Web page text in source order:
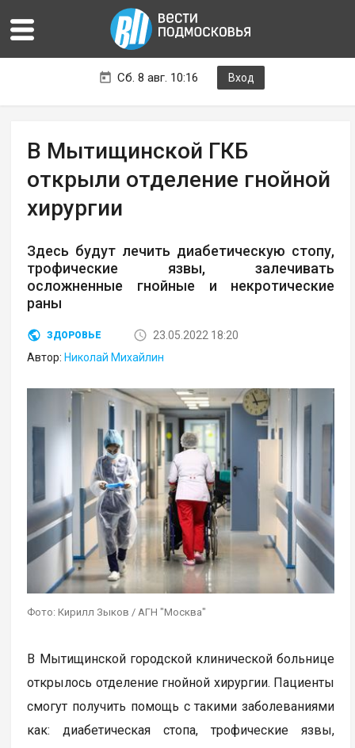
Сб. 8 авг. 10:16 Вход
В Мытищинской ГКБ
открыли отделение гнойной
хирургии
Здесь будут лечить диабетическую стопу,
трофические язвы, залечивать
осложненные гнойные и некротические
раны
ЗДОРОВЬЕ
23.05.2022 18:20
Автор: Николай Михайлин
Фото: Кирилл Зыков / АГН "Москва"
В Мытищинской городской клинической больнице
открылось отделение гнойной хирургии. Пациенты
смогут получить помощь с такими заболеваниями
как: диабетическая стопа, трофические язвы,